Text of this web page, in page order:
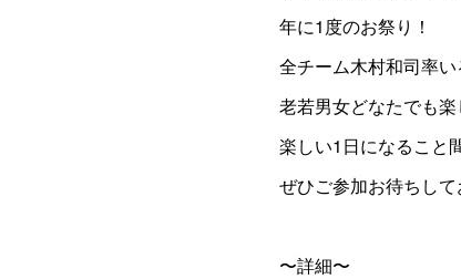
年に1度のお祭り！
全チーム木村和司率
老若男女どなたでも
楽しい1日になること
ぜひご参加お待ちして
〜詳細〜